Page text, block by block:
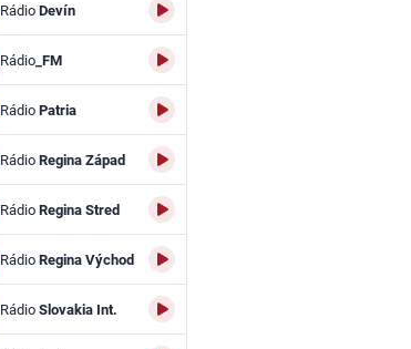
RádioDevín
Rádio_FM
RádioPatria
RádioRegina Západ
RádioRegina Stred
RádioRegina Východ
RádioSlovakia Int.